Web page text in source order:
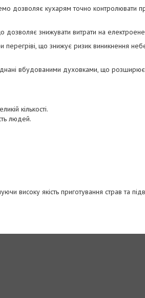
дозволяє кухарям точно контролювати
знижувати витрати на
що знижує ризик виникнення
вбудованими духовками, що розширює
кількості.
людей.
високу якість приготування страв та